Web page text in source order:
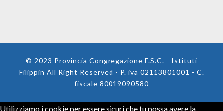
© 2023 Provincia Congregazione F.S.C. - Istituti
Filippin All Right Reserved - P. iva 02113801001 - C.
fiscale 80019090580
Utilizziamo i cookie per essere sicuri che tu possa avere la